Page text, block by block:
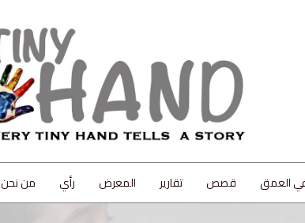
العمق قصص تقارير المعرض رأي من نحن